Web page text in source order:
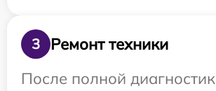
3
Ремонт техники
После полной